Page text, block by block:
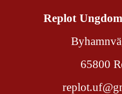
Replot
65800